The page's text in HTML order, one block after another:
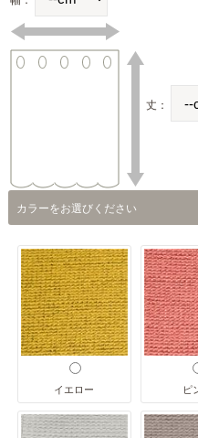
丈：
カラーをお選びください
イエロー ピ